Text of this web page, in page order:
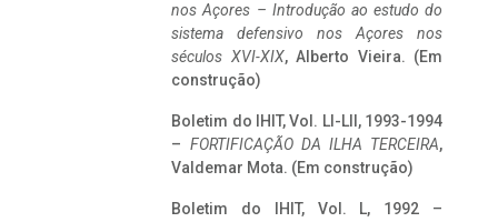
nos Açores – Introdução ao estudo do
sistema defensivo nos Açores nos
séculos XVI-XIX, Alberto Vieira. (Em
construção)
Boletim do IHIT, Vol. LI-LII, 1993-1994
– FORTIFICAÇÃO DA ILHA TERCEIRA,
Valdemar Mota. (Em construção)
Boletim do IHIT, Vol. L, 1992 –